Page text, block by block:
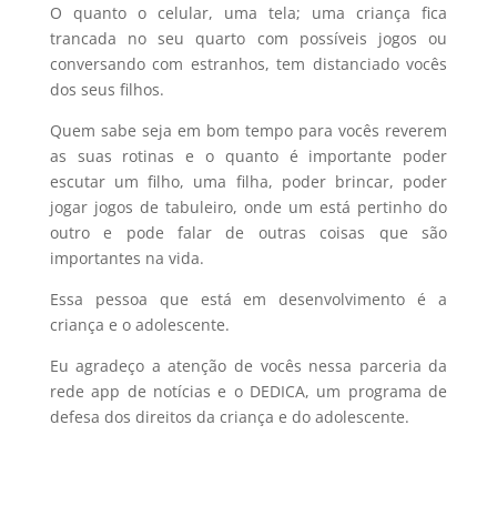
O quanto o celular, uma tela; uma criança fica
trancada no seu quarto com possíveis jogos ou
conversando com estranhos, tem distanciado vocês
dos seus filhos.
Quem sabe seja em bom tempo para vocês reverem
as suas rotinas e o quanto é importante poder
escutar um filho, uma filha, poder brincar, poder
jogar jogos de tabuleiro, onde um está pertinho do
outro e pode falar de outras coisas que são
importantes na vida.
Essa pessoa que está em desenvolvimento é a
criança e o adolescente.
Eu agradeço a atenção de vocês nessa parceria da
rede app de notícias e o DEDICA, um programa de
defesa dos direitos da criança e do adolescente.